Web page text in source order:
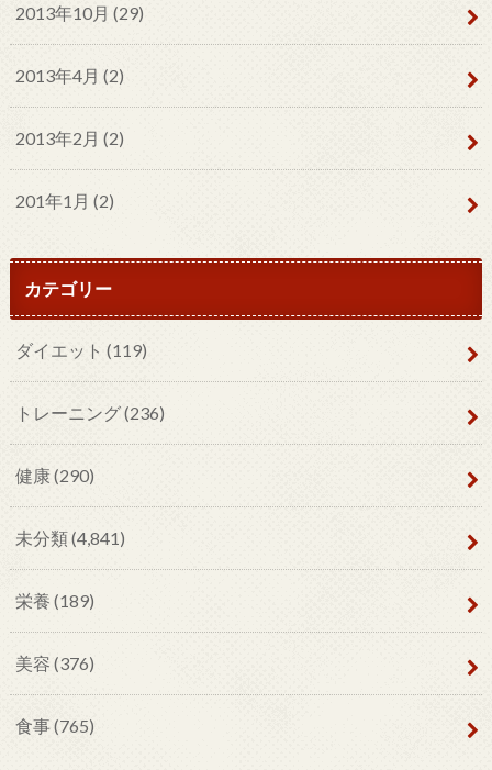
2013年10月 (29)
2013年4月 (2)
2013年2月 (2)
201年1月 (2)
カテゴリー
ダイエット (119)
トレーニング(236)
健康(290)
未分類(4,841)
栄養 (189)
美容 (376)
食事(765)